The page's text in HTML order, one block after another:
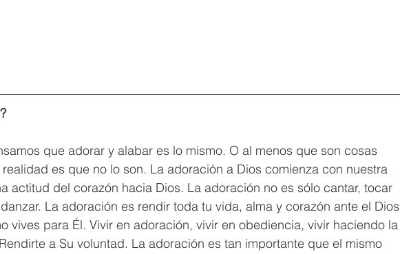
que adorar y alabar es lo mismo. O al menos que son cosas
es que no lo son. La adoración a Dios comienza con nuestra
actitud del corazón hacia Dios. La adoración no es sólo cantar, tocar
La adoración es rendir toda tu vida, alma y corazón ante el Dios
vives para Él. Vivir en adoración, vivir en obediencia, vivir haciendo la
a Su voluntad. La adoración es tan importante que el mismo